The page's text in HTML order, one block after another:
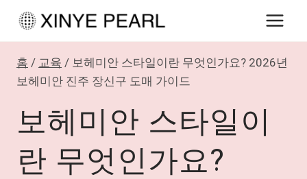
홈 / 교육 / 보헤미안 스타일이란 무엇인가요? 2026년
보헤미안 진주 장신구 도매 가이드
보헤미안 스타일이
란 무엇인가요?